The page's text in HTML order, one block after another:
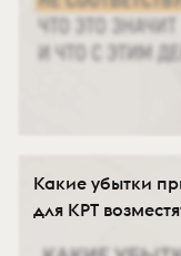
Какие убытки
для КРТ